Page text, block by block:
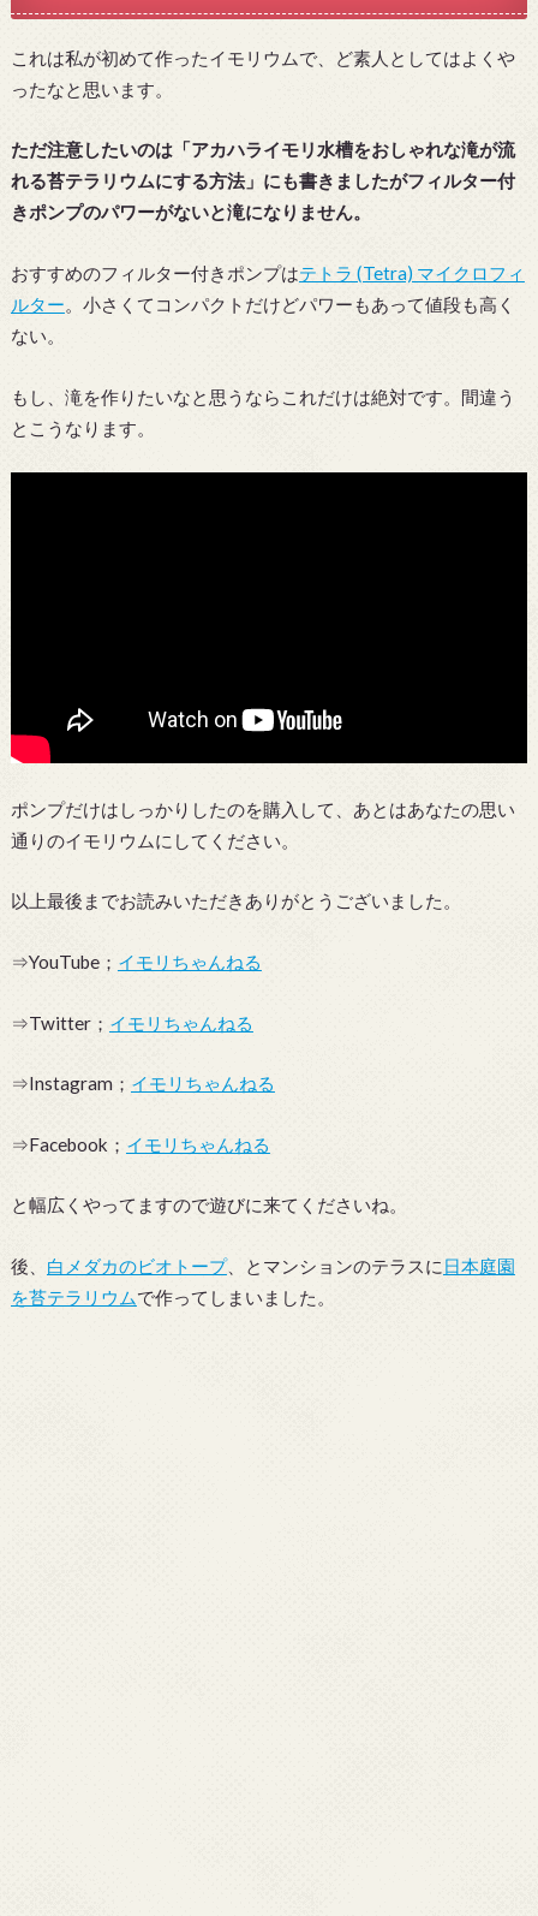
これは私が初めて作ったイモリウムで、ど素人としてはよくや
ったなと思います。
ただ注意したいのは「アカハライモリ水槽をおしゃれな滝が流
れる苔テラリウムにする方法」にも書きましたがフィルター付
きポンプのパワーがないと滝になりません。
おすすめのフィルター付きポンプはテトラ (Tetra) マイクロフィ
ルター。小さくてコンパクトだけどパワーもあって値段も高く
ない。
もし、滝を作りたいなと思うならこれだけは絶対です。間違う
とこうなります。
ポンプだけはしっかりしたのを購入して、あとはあなたの思い
通りのイモリウムにしてください。
以上最後までお読みいただきありがとうございました。
⇒YouTube； イモリちゃんねる
⇒Twitter； イモリちゃんねる
⇒Instagram； イモリちゃんねる
⇒Facebook； イモリちゃんねる
と幅広くやってますので遊びに来てくださいね。
後、 白メダカのビオトープ、とマンションのテラスに 日本庭園
を苔テラリウムで作ってしまいました。